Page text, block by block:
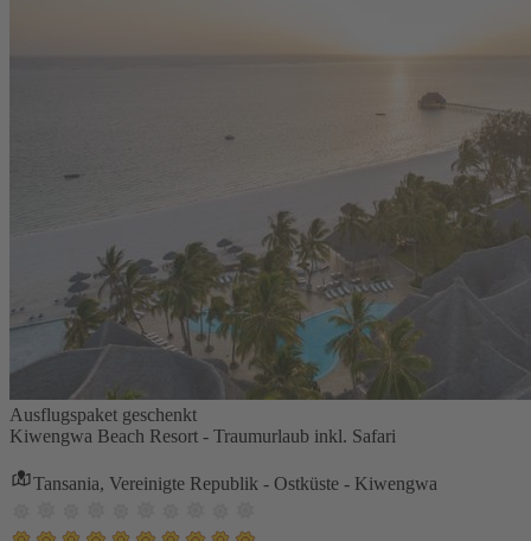
Ausflugspaket geschenkt
Kiwengwa Beach Resort - Traumurlaub inkl. Safari
Tansania, Vereinigte Republik - Ostküste - Kiwengwa